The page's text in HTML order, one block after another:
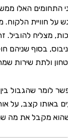
האלו ממשיכים
הלקוח. מי
להוביל. זה
בסוף שניהם
שירות שמרגיש
שהגבול בין
קצב, על אותם
את מה שחיכה